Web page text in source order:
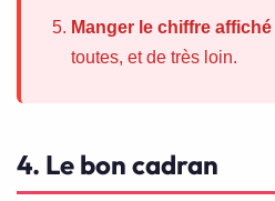
Manger le chiffre affiché
toutes, et de très loin.
4. Le bon cadran